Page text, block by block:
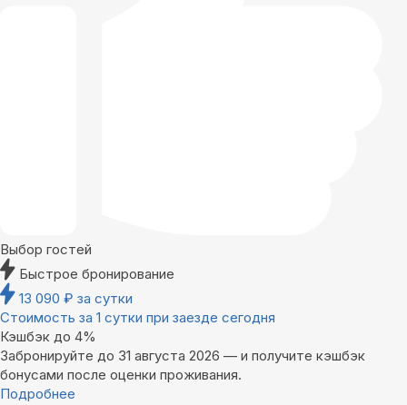
Выбор гостей
Быстрое бронирование
13 090 ₽ за сутки
Стоимость за 1 сутки при заезде сегодня
Кэшбэк до 4%
Забронируйте до 31 августа 2026 — и получите кэшбэк
бонусами после оценки проживания.
Подробнее